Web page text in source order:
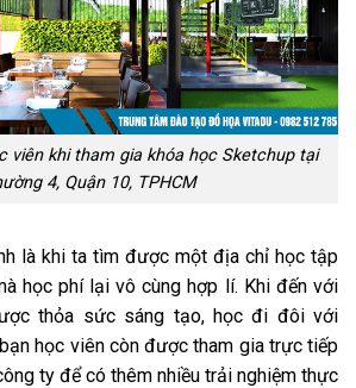
viên khi tham gia khóa học Sketchup tại
4, Quận 10, TPHCM
là khi ta tìm được một địa chỉ học tập
học phí lại vô cùng hợp lí. Khi đến với
thỏa sức sáng tạo, học đi đôi với
học viên còn được tham gia trực tiếp
ty để có thêm nhiều trải nghiệm thực